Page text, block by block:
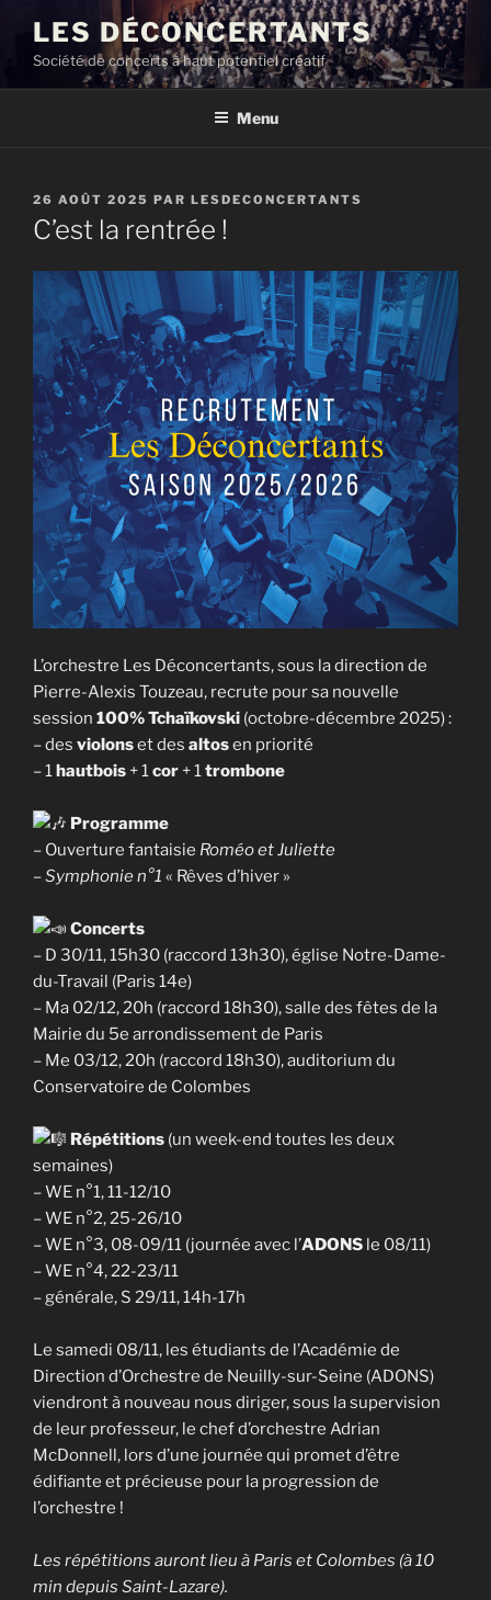
contenu
principal
LES DÉCONCERTANTS
Société de concerts à haut potentiel créatif
Menu
PUBLIÉ
LE
26 AOÛT 2025 PAR LESDECONCERTANTS
C’est la rentrée !
L’orchestre Les Déconcertants, sous la direction de
Pierre-Alexis Touzeau, recrute pour sa nouvelle
session 100% Tchaïkovski (octobre-décembre 2025) :
– des violonset des altosen priorité
– 1hautbois + 1cor + 1trombone
Programme
– Ouverture fantaisie Roméo et Juliette
– Symphonie n°1 « Rêves d’hiver »
Concerts
– D 30/11, 15h30 (raccord 13h30), église Notre-Dame-
du-Travail (Paris 14e)
– Ma 02/12, 20h (raccord 18h30), salle des fêtes de la
Mairie du 5e arrondissement de Paris
– Me 03/12, 20h (raccord 18h30), auditorium du
Conservatoire de Colombes
Répétitions (un week-end toutes les deux
semaines)
– WE n°1, 11-12/10
– WE n°2, 25-26/10
– WE n°3, 08-09/11 (journée avec l’ADONS le 08/11)
– WE n°4, 22-23/11
– générale, S 29/11, 14h-17h
Le samedi 08/11, les étudiants de l’Académie de
Direction d’Orchestre de Neuilly-sur-Seine (ADONS)
viendront à nouveau nous diriger, sous la supervision
de leur professeur, le chef d’orchestre Adrian
McDonnell, lors d’une journée qui promet d’être
édifiante et précieuse pour la progression de
l’orchestre !
Les répétitions auront lieu à Paris et Colombes (à 10
min depuis Saint-Lazare).